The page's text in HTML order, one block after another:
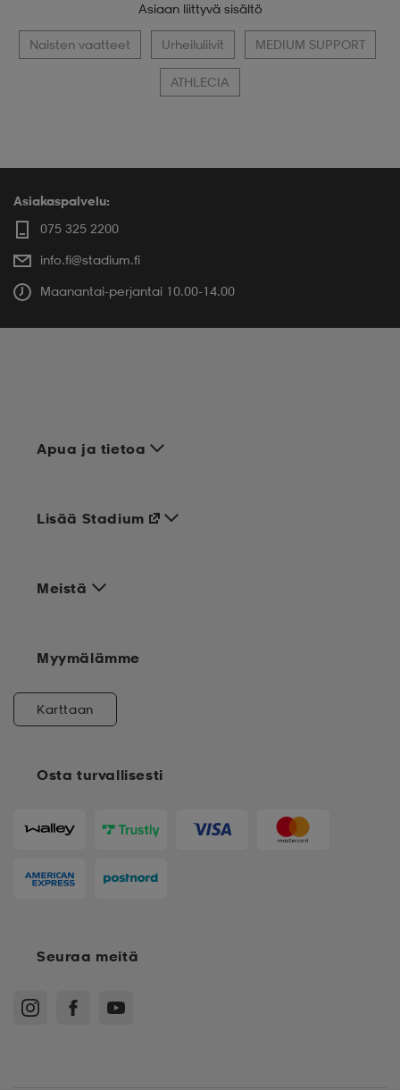
Asiaan liittyvä sisältö
Naisten vaatteet Urheiluliivit MEDIUM SUPPORT
ATHLECIA
Asiakaspalvelu:
075 325 2200
info.fi@stadium.fi
Maanantai-perjantai 10.00-14.00
Apua ja tietoa
Meistä
Osta turvallisesti
Lisää Stadium
Myymälämme
Karttaan
Seuraa meitä